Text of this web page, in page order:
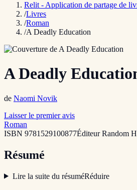
Relit - Application de partage de
/Livres
/Roman
/A Deadly Education
A Deadly
de Naomi Novik
Laisser le premier avis
Roman
ISBN 9781529100877ÉditeurRandom
Résumé
Lire la suite du résuméRéduire